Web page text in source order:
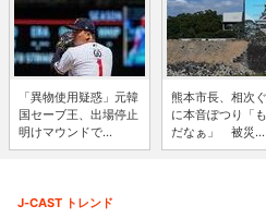
「異物使用疑惑」元韓
国セーブ王、出場停止
明けマウンドで...
熊本市長、相次
に本音ぽつり「
だなぁ」 被災...
J-CAST トレンド